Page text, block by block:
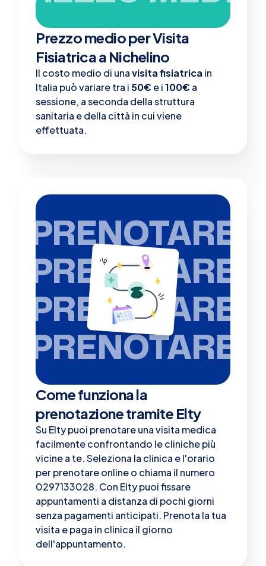
Prezzo medio per Visita
Fisiatrica a Nichelino
Il costo medio di unavisita fisiatrica in
Italia può variare tra i 50€ e i100€ a
sessione, a seconda della struttura
sanitaria e della città in cui viene
effettuata.
PRENOTARE
PRENOTARE
PRENOTARE
PRENOTARE
Come funziona la
prenotazione tramite Elty
Su Elty puoi prenotare una visita medica
facilmente confrontando le cliniche più
vicine a te. Seleziona la clinica e l'orario
per prenotare online o chiama il numero
0297133028. Con Elty puoi fissare
appuntamenti a distanza di pochi giorni
senza pagamenti anticipati. Prenota la tua
visita e paga in clinica il giorno
dell'appuntamento.